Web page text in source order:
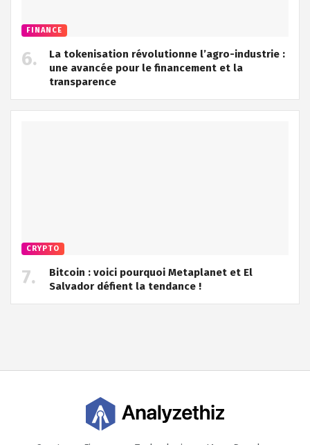
FINANCE
La tokenisation révolutionne l’agro-industrie :
une avancée pour le financement et la
transparence
CRYPTO
Bitcoin : voici pourquoi Metaplanet et El
Salvador défient la tendance !